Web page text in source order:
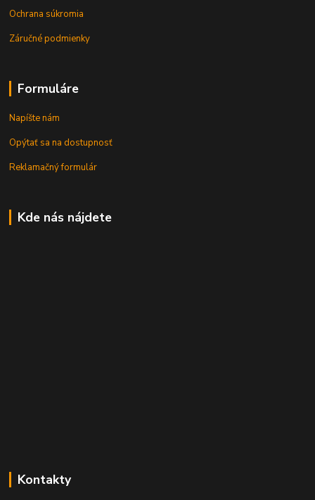
Ochrana súkromia
Záručné podmienky
Formuláre
Napíšte nám
Opýtať sa na dostupnosť
Reklamačný formulár
Kde nás nájdete
Kontakty